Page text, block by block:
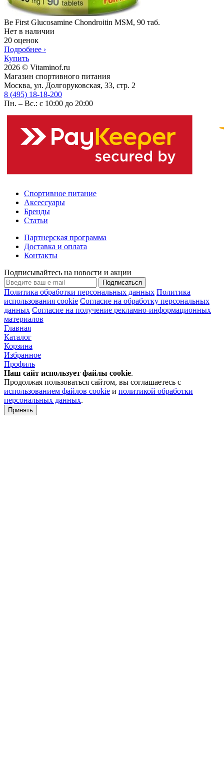
Be First Glucosamine Chondroitin MSM, 90 таб.
Нет в наличии
20 оценок
Подробнее ›
Купить
2026 © Vitaminof.ru
Магазин спортивного питания
Москва, ул. Долгоруковская, 33, стр. 2
8 (495) 18-18-200
Пн. – Вс.: с 10:00 до 20:00
Спортивное питание
Аксессуары
Бренды
Статьи
Партнерская программа
Доставка и оплата
Контакты
Подписывайтесь на новости и акции
Подписаться
Политика обработки персональных данных Политика
использования cookie Согласие на обработку персональных
данных Согласие на получение рекламно-информационных
материалов
Главная
Каталог
Корзина
Избранное
Профиль
Наш сайт использует файлы cookie.
Продолжая пользоваться сайтом, вы соглашаетесь с
использованием файлов cookie и политикой обработки
персональных данных.
Принять